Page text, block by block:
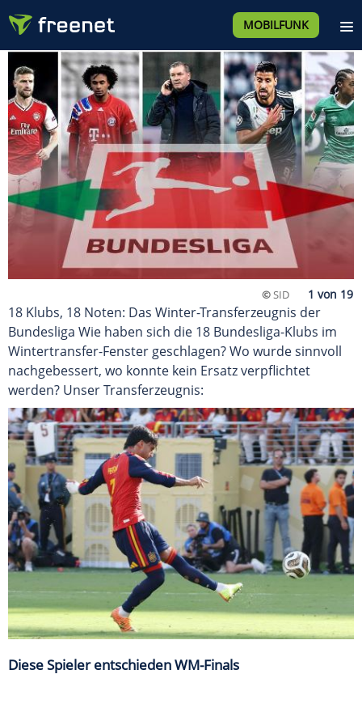
MOBILFUNK
©SID
18 Klubs, 18 Noten: Das Winter-Transferzeugnis der
Bundesliga Wie haben sich die 18 Bundesliga-Klubs im
Wintertransfer-Fenster geschlagen? Wo wurde sinnvoll
nachgebessert, wo konnte kein Ersatz verpflichtet
werden? Unser Transferzeugnis:
Diese Spieler entschieden WM-Finals